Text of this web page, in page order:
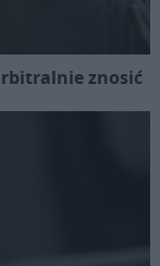
znosić